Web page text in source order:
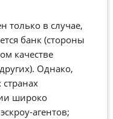
только в случае,
банк (стороны
качестве
Однако,
широко
агентов;